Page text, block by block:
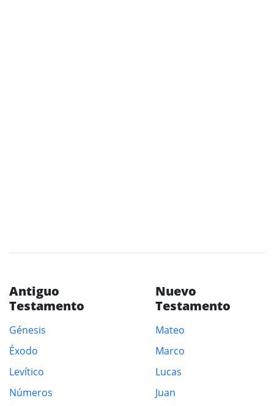
Antiguo
Testamento
Génesis
Éxodo
Levítico
Números
Nuevo
Testamento
Mateo
Marco
Lucas
Juan